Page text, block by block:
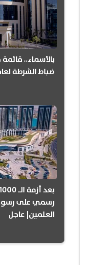
بالأسماء..
ضباط الشرطة لعام 2026
رسمي على
العلمين| عاجل